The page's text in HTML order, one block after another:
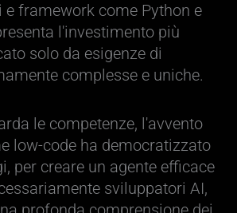
framework come Python e
l'investimento più
solo da esigenze di
complesse e uniche.
le competenze, l'avvento
low-code ha democratizzato
per creare un agente efficace
sviluppatori AI,